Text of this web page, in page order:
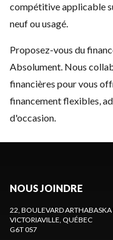
compétitive applicable
neuf ou usagé.
Proposez-vous du
Absolument. Nous
financières pour vous
financement flexibles,
d'occasion.
NOUS JOINDRE
22, BOULEVARD ARTHABASKA
VICTORIAVILLE, QUÉBEC
G6T 0S7